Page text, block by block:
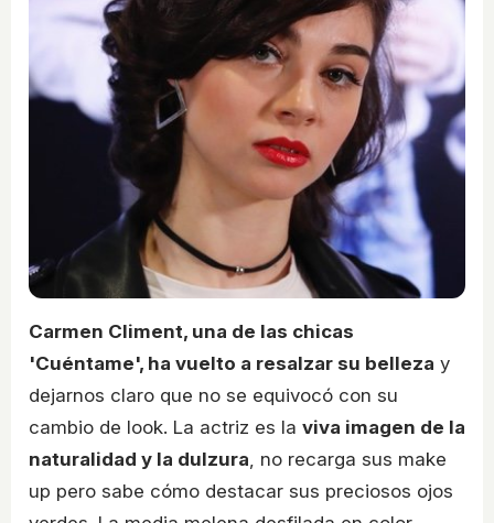
Carmen Climent, una de las chicas
'Cuéntame', ha vuelto a resalzar su belleza y
dejarnos claro que no se equivocó con su
cambio de look. La actriz es la viva imagen de la
naturalidad y la dulzura, no recarga sus make
up pero sabe cómo destacar sus preciosos ojos